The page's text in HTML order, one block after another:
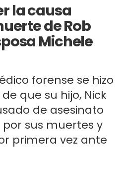
la causa
de Rob
Michele
forense se hizo
que su hijo, Nick
de asesinato
sus muertes y
primera vez ante